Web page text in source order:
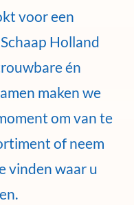
voor een
Holland
én
maken we
om van te
of neem
vinden waar u